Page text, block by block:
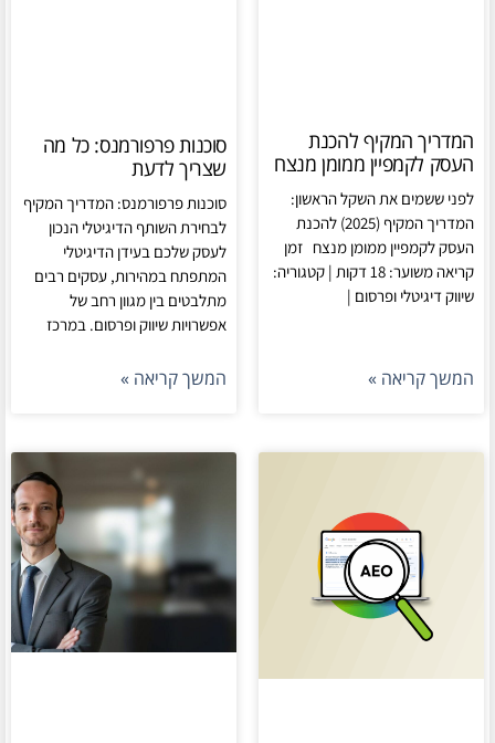
המדריך המקיף להכנת
העסק לקמפיין ממומן מנצח
לפני ששמים את השקל הראשון:
המדריך המקיף (2025) להכנת
העסק לקמפיין ממומן מנצח זמן
קריאה משוער: 18 דקות | קטגוריה:
שיווק דיגיטלי ופרסום |
המשך קריאה »
סוכנות פרפורמנס: כל מה
שצריך לדעת
סוכנות פרפורמנס: המדריך המקיף
לבחירת השותף הדיגיטלי הנכון
לעסק שלכם בעידן הדיגיטלי
המתפתח במהירות, עסקים רבים
מתלבטים בין מגוון רחב של
אפשרויות שיווק ופרסום. במרכז
המשך קריאה »